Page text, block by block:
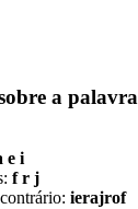
a palavra
e i
f r j
ierajrof